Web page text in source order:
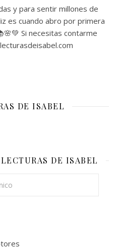
y para sentir millones de
es cuando abro por primera
Si necesitas contarme
DE ISABEL
DE ISABEL